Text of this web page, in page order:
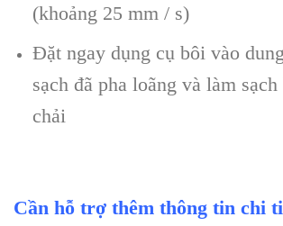
(khoảng 25 mm / s)
Đặt ngay dụng cụ bôi vào
sạch đã pha loãng và làm sạch
chải
Cần hỗ trợ thêm thông tin chi